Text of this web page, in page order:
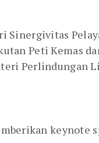
Sinergivitas
Peti Kemas
Perlindungan
keynote